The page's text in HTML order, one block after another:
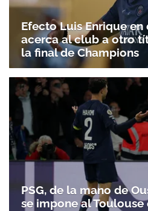
Efecto Luis Enrique en
acerca al club a otro
la final de Champions
PSG, de la mano de
se impone al Toulouse